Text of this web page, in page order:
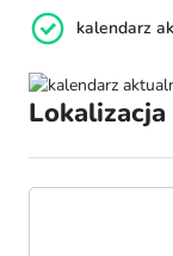
kalendarz
Lokalizacja